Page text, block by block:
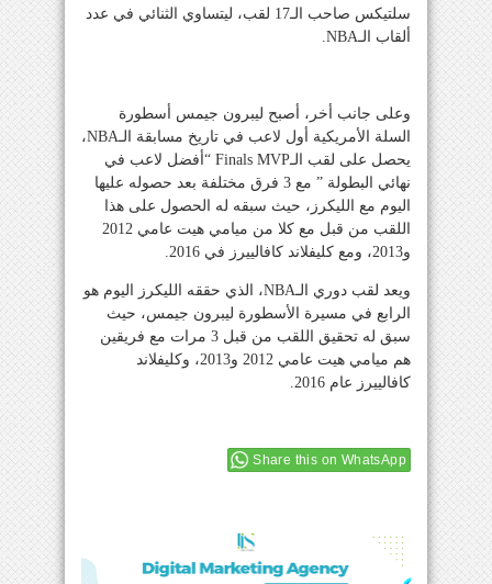
سلتيكس صاحب الـ17 لقب، ليتساوي الثنائي في عدد
ألقاب الـNBA.
وعلى جانب أخر، أصبح ليبرون جيمس أسطورة
السلة الأمريكية أول لاعب في تاريخ مسابقة الـNBA،
يحصل على لقب الـFinals MVP “أفضل لاعب في
نهائي البطولة ” مع 3 فرق مختلفة بعد حصوله عليها
اليوم مع الليكرز، حيث سبقه له الحصول على هذا
اللقب من قبل مع كلا من ميامي هيت عامي 2012
و2013، ومع كليفلاند كافالييرز في 2016.
ويعد لقب دوري الـNBA، الذي حققه الليكرز اليوم هو
الرابع في مسيرة الأسطورة ليبرون جيمس، حيث
سبق له تحقيق اللقب من قبل 3 مرات مع فريقين
هم ميامي هيت عامي 2012 و2013، وكليفلاند
كافالييرز عام 2016.
Share this on WhatsApp